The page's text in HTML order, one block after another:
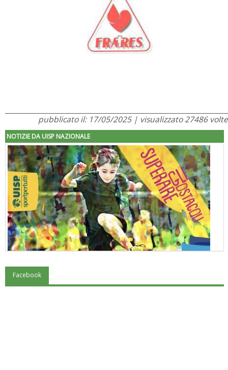
pubblicato il: 17/05/2025 | visualizzato 27486 volte
NOTIZIE DA UISP NAZIONALE
"Superare gli ostacoli": la relazione di Tiziano Pesce al CN Uisp
Facebook